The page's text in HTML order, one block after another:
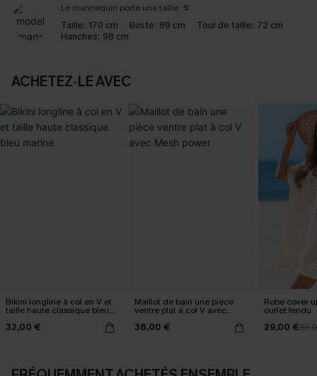
Le mannequin porte une taille: S
Taille: 170 cm Buste: 89 cm Tour de taille: 72 cm
Hanches: 98 cm
ACHETEZ‑LE AVEC
Bikini longline à col en V et
taille haute classique bleu
32,00 €
Maillot de bain une pièce
ventre plat à col V avec
Mesh power
38,00 €
Robe cover
ourlet fendu
29,00 €